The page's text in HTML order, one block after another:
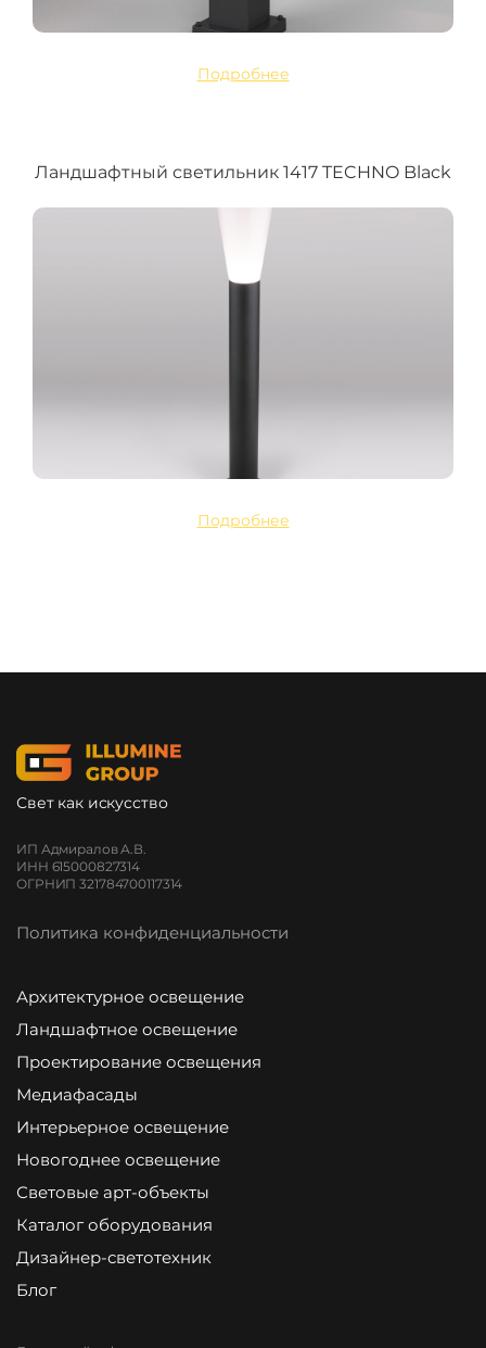
Подробнее
Ландшафтный светильник 1417 TECHNO Black
Подробнее
Свет как искусство
ИП Адмиралов А.В.
ИНН 615000827314
ОГРНИП 321784700117314
Политика конфиденциальности
Архитектурное освещение
Ландшафтное освещение
Проектирование освещения
Медиафасады
Интерьерное освещение
Новогоднее освещение
Световые арт-объекты
Каталог оборудования
Дизайнер-светотехник
Блог